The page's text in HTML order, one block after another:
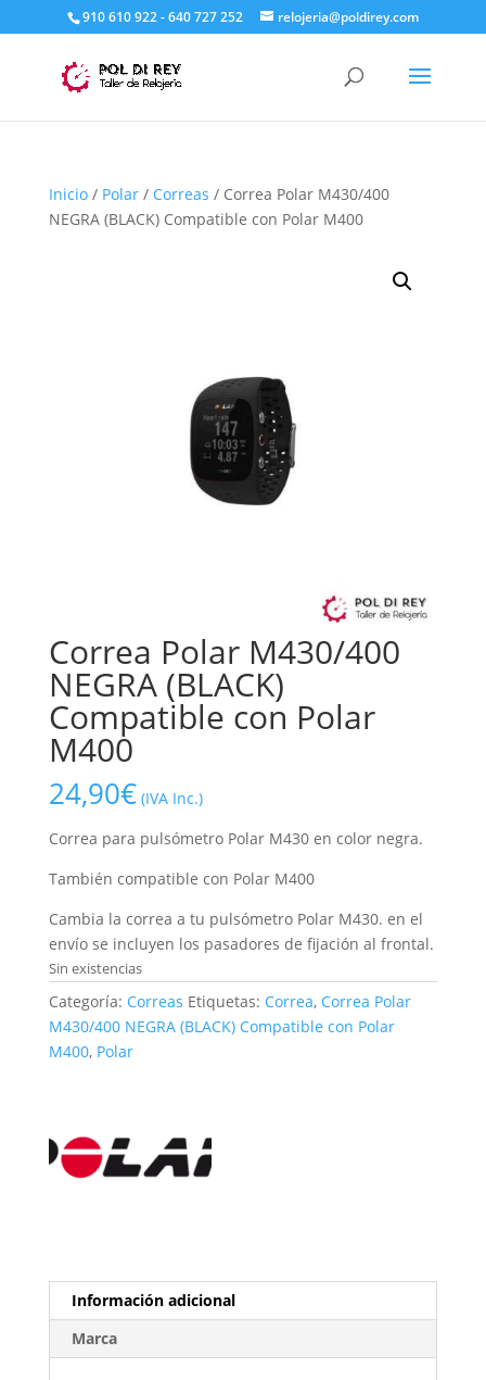
910 610 922 - 640 727 252 relojeria@poldirey.com
Inicio/ Polar/ Correas / Correa Polar M430/400
NEGRA (BLACK) Compatible con Polar M400
Correa Polar M430/400
NEGRA (BLACK)
Compatible con Polar
M400
24,90€ (IVA Inc.)
Correa para pulsómetro Polar M430 en color negra.
También compatible con Polar M400
Cambia la correa a tu pulsómetro Polar M430. en el
envío se incluyen los pasadores de fijación al frontal.
Sin existencias
Categoría: Correas Etiquetas: Correa, Correa Polar
M430/400 NEGRA (BLACK) Compatible con Polar
M400, Polar
Información adicional
Marca